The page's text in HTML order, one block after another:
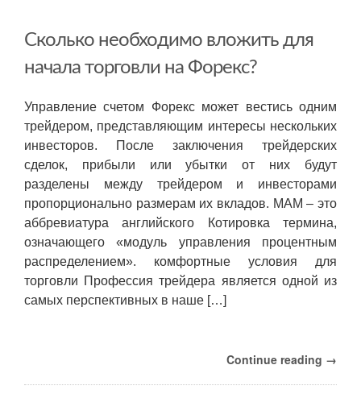
«золотая
Сколько необходимо вложить для
начала торговли на Форекс?
Управление счетом Форекс может вестись одним
трейдером, представляющим интересы нескольких
инвесторов. После заключения трейдерских
сделок, прибыли или убытки от них будут
разделены между трейдером и инвесторами
пропорционально размерам их вкладов. МАМ – это
аббревиатура английского Котировка термина,
означающего «модуль управления процентным
распределением». комфортные условия для
торговли Профессия трейдера является одной из
самых перспективных в наше […]
Continue reading →